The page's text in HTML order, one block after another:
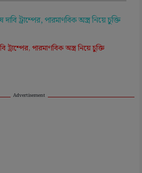
ট্রাম্পের, পারমাণবিক অস্ত্র নিয়ে চুক্তি
Advertisement